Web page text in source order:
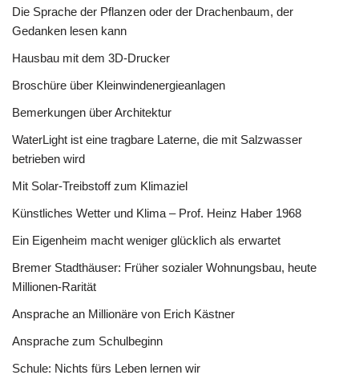
Die Sprache der Pflanzen oder der Drachenbaum, der
Gedanken lesen kann
Hausbau mit dem 3D-Drucker
Broschüre über Kleinwindenergieanlagen
Bemerkungen über Architektur
WaterLight ist eine tragbare Laterne, die mit Salzwasser
betrieben wird
Mit Solar-Treibstoff zum Klimaziel
Künstliches Wetter und Klima – Prof. Heinz Haber 1968
Ein Eigenheim macht weniger glücklich als erwartet
Bremer Stadthäuser: Früher sozialer Wohnungsbau, heute
Millionen-Rarität
Ansprache an Millionäre von Erich Kästner
Ansprache zum Schulbeginn
Schule: Nichts fürs Leben lernen wir